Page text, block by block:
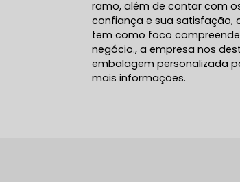
ramo, além de contar com
confiança e sua satisfação,
tem como foco
negócio., a empresa nos
embalagem personalizada
mais informações.